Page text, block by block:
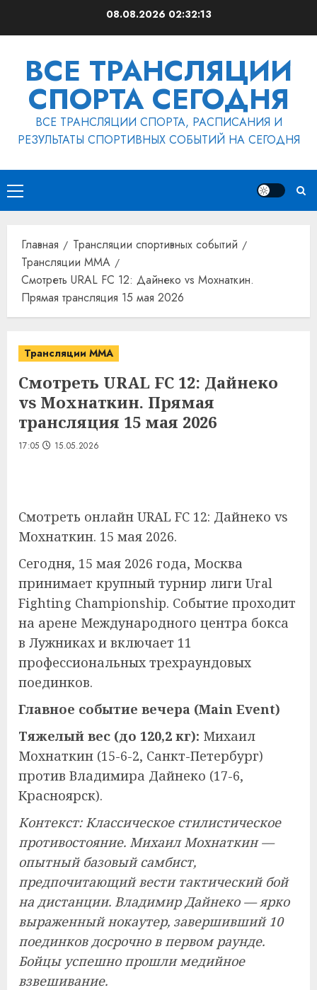
08.08.2026 02:32:13
ВСЕ ТРАНСЛЯЦИИ
СПОРТА СЕГОДНЯ
ВСЕ ТРАНСЛЯЦИИ СПОРТА, РАСПИСАНИЯ И
РЕЗУЛЬТАТЫ СПОРТИВНЫХ СОБЫТИЙ НА СЕГОДНЯ
Основное
меню
Главная
Трансляции спортивных событий
Трансляции MMA
Смотреть URAL FC 12: Дайнеко vs Мохнаткин.
Прямая трансляция 15 мая 2026
Трансляции MMA
Смотреть URAL FC 12: Дайнеко
vs Мохнаткин. Прямая
трансляция 15 мая 2026
17:05 15.05.2026
Смотреть онлайн URAL FC 12: Дайнеко vs
Мохнаткин. 15 мая 2026.
Сегодня, 15 мая 2026 года, Москва
принимает крупный турнир лиги Ural
Fighting Championship. Событие проходит
на арене Международного центра бокса
в Лужниках и включает 11
профессиональных трехраундовых
поединков.
Главное событие вечера (Main Event)
Тяжелый вес (до 120,2 кг): Михаил
Мохнаткин (15-6-2, Санкт-Петербург)
против Владимира Дайнеко (17-6,
Красноярск).
Контекст: Классическое стилистическое
противостояние. Михаил Мохнаткин —
опытный базовый самбист,
предпочитающий вести тактический бой
на дистанции. Владимир Дайнеко — ярко
выраженный нокаутер, завершивший 10
поединков досрочно в первом раунде.
Бойцы успешно прошли медийное
взвешивание.